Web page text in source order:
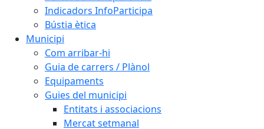
Indicadors InfoParticipa
Bústia ètica
Municipi
Com arribar-hi
Guia de carrers / Plànol
Equipaments
Guies del municipi
Entitats i associacions
Mercat setmanal